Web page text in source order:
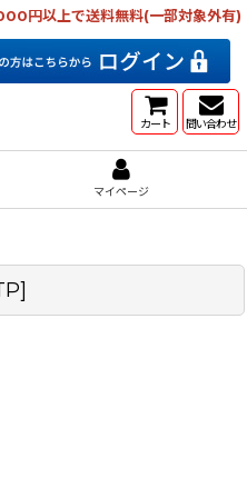
円以上で送料無料(一部対象外有)
カート 問い合わせ
マイページ
]